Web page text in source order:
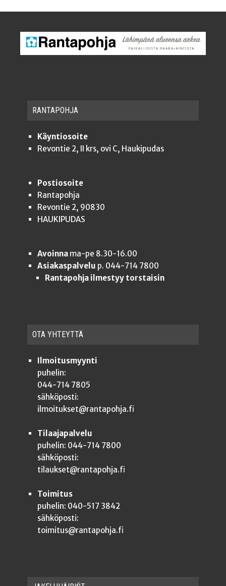
RAN­TA­POH­JA
Käyntiosoite
Revontie 2, II krs, ovi C, Haukipudas
Postiosoite
Rantapohja
Revontie 2, 90830
HAUKIPUDAS
Avoinnama-pe 8.30-16.00
Asiakaspalvelu p. 044-714 7800
Rantapohja ilmestyy torstaisin
OTA YHTEYT­TÄ
Ilmoitusmyynti
puhelin:
044-714 7805
sähköposti:
ilmoitukset@rantapohja.fi
Tilaajapalvelu
puhelin: 044-714 7800
sähköposti:
tilaukset@rantapohja.fi
Toimitus
puhelin: 040-517 3842
sähköposti:
toimitus@rantapohja.fi